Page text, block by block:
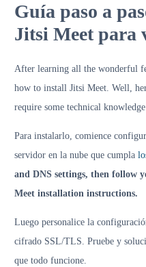
Guía paso a
Jitsi Meet para
After learning all the wonderful
how to install Jitsi Meet. Well,
require some technical
Para instalarlo, comience
servidor en la nube que cumpla
and DNS settings, then follow
Meet installation instructions.
Luego personalice la
cifrado SSL/TLS. Pruebe y
que todo funcione.